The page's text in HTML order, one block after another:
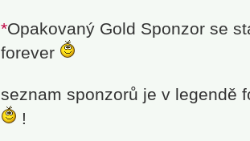
*Opakovaný Gold Sponzor se
forever
seznam sponzorů je v legendě
!